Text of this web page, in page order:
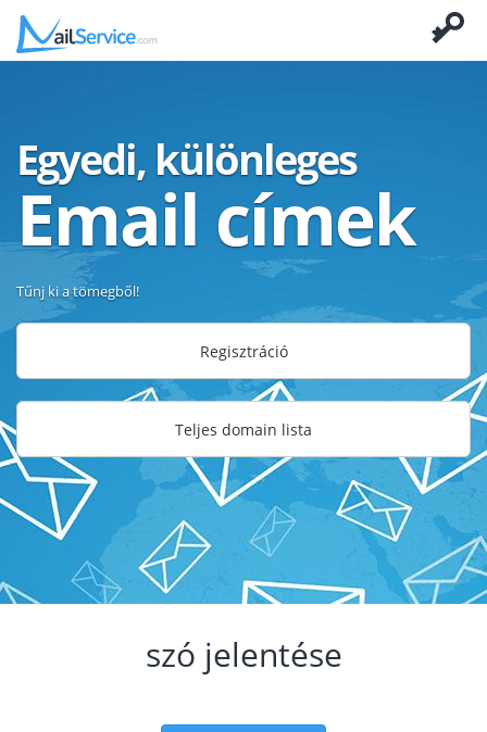
Egyedi, különleges
Email címek
Tűnj ki a tömegből!
Regisztráció
Teljes domain lista
szó jelentése